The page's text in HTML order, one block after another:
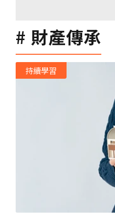
財產傳承
持續學習